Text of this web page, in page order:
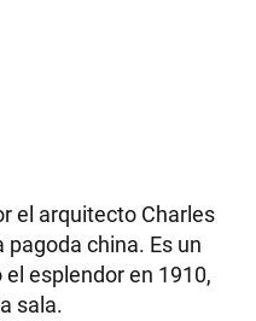
el arquitecto Charles
china. Es un
esplendor en 1910,
sala.